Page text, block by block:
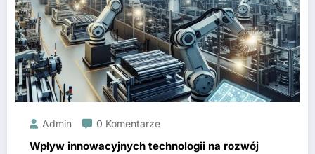
Admin 0 Komentarze
Wpływ innowacyjnych technologii na rozwój